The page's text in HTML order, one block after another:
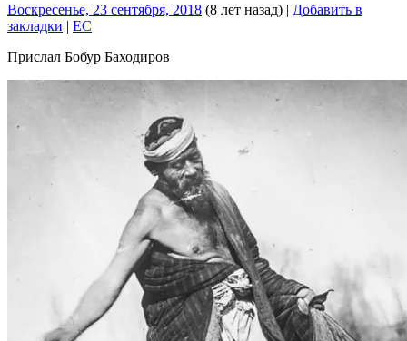
Воскресенье, 23 сентября, 2018 (8 лет назад) | Добавить в
закладки | EC
Прислал Бобур Баходиров